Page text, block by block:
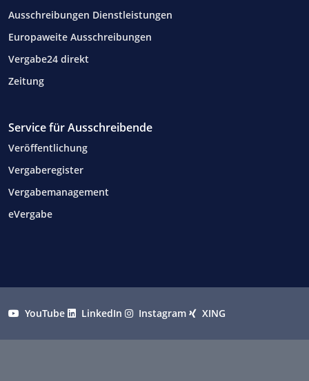
Ausschreibungen Dienstleistungen
Europaweite Ausschreibungen
Vergabe24 direkt
Zeitung
Service für Ausschreibende
Veröffentlichung
Vergaberegister
Vergabemanagement
eVergabe
YouTube LinkedIn Instagram XING